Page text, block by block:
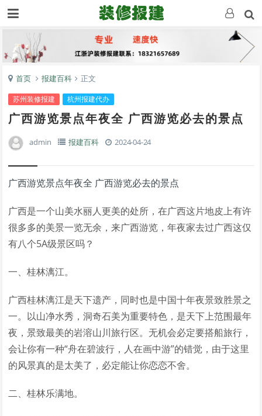
首页 报建百科 正文
苏州装修报建 杭州报建代办
广西游览景点年夜全 广西游览必去的景点
admin 报建百科 2024-04-24
广西游览景点年夜全 广西游览必去的景点
广西是一个山美水丽人更美的处所，在广西这片地皮上有许
很多多的美景一览无余，来广西游览，年夜家去过广西这仅
有八个5A级景区吗？
一、桂林漓江。
广西桂林漓江是天下遗产，同时也是中国十年夜景致胜景之
一。以山净水秀，洞奇石美为重要特色，是天下上范围最年
夜，景致最美的岩溶山川旅行区。无机会必定要搭船旅行，
会让你有一种“舟在碧波行，人在画中游”的错觉，由于这里
的风景真的是太美了，必定能让你恋恋不舍。
二、桂林乐满地。